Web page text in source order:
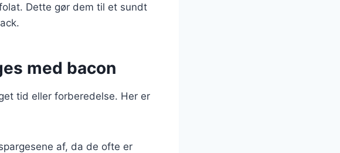
Dette gør dem til et sundt
med bacon
tid eller forberedelse. Her er
af, da de ofte er